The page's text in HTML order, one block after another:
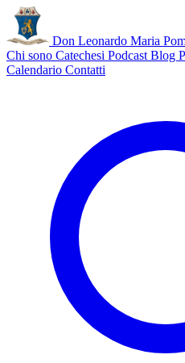
Don Leonardo Maria
Chi sono Catechesi Podcast Blog
Calendario Contatti